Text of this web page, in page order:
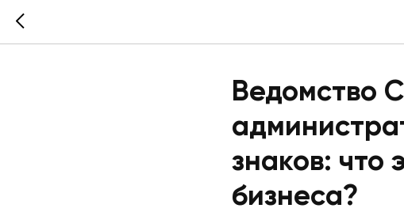
Ведомство
знаков: что
бизнеса?